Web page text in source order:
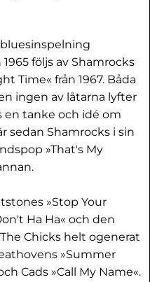
följs av Shamrocks
Time« från 1967. Båda
ingen av låtarna lyfter
en tanke och idé om
sedan Shamrocks i sin
»That's My
»Stop Your
Ha Ha« och den
Chicks helt ogenerat
»Summer
Cads »Call My Name«.